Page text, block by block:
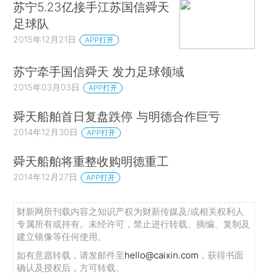
苏宁5.23亿接手江苏国信舜天
足球队
2015年12月21日 APP打开
苏宁牵手国信舜天 发力足球领域
2015年03月03日 APP打开
舜天船舶首日复盘跌停 与明德合作巨亏
2014年12月30日 APP打开
舜天船舶将重整收购明德重工
2014年12月27日 APP打开
财新网所刊载内容之知识产权为财新传媒及/或相关权利人
专属所有或持有。未经许可，禁止进行转载、摘编、复制及
建立镜像等任何使用。
如有意愿转载，请发邮件至hello@caixin.com ，获得书面
确认及授权后，方可转载。